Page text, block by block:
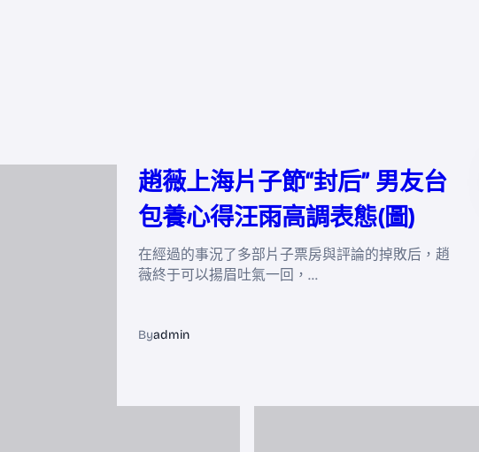
趙薇上海片子節“封后” 男友台
包養心得汪雨高調表態(圖)
在經過的事況了多部片子票房與評論的掉敗后，趙
薇終于可以揚眉吐氣一回，…
Byadmin